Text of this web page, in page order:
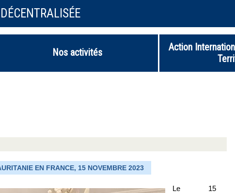
Nos activités
Action
EN FRANCE, 15 NOVEMBRE 2023
Le 15